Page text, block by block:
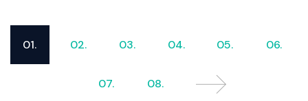
01. 02. 03. 04. 05. 06.
07. 08.